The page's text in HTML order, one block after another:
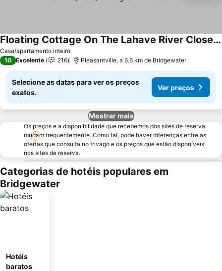
Casa/apartamento inteiro
Floating Cottage On The Lahave River Close To Beaches, Golf, On Lighthouse Route
10 Excelente 216 Pleasantville, a 6.6 km de Bridgewater
Selecione as datas para ver os preços
exatos.
Ver preços
Mostrar mais
Os preços e a disponibilidade que recebemos dos sites de reserva
mudam frequentemente. Como tal, pode haver diferenças entre as
ofertas que consulta no trivago e os preços que estão disponíveis
nos sites de reserva.
Categorias de hotéis populares em
Bridgewater
Hotéis
baratos